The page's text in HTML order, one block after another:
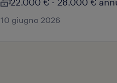
10 giugno 2026